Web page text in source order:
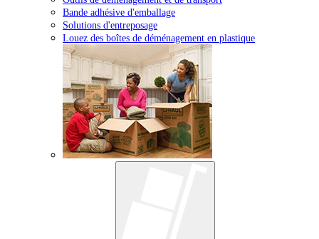
Bande adhésive d'emballage
Solutions d'entreposage
Louez des boîtes de déménagement en plastique